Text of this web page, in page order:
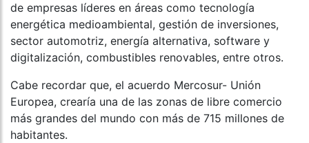
de empresas líderes en áreas como tecnología
energética medioambiental, gestión de inversiones,
sector automotriz, energía alternativa, software y
digitalización, combustibles renovables, entre otros.
Cabe recordar que, el acuerdo Mercosur- Unión
Europea, crearía una de las zonas de libre comercio
más grandes del mundo con más de 715 millones de
habitantes.